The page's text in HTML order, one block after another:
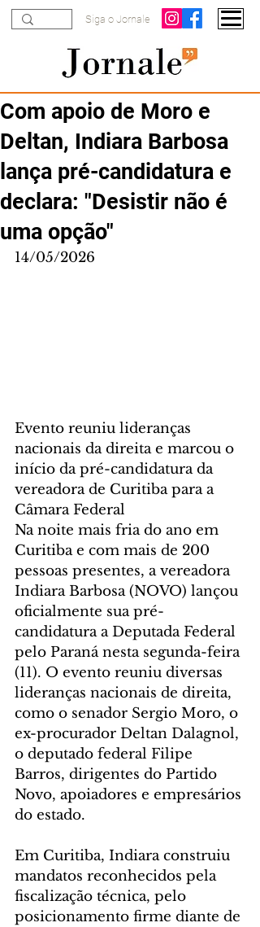
Siga o Jornale
Com apoio de Moro e
Deltan, Indiara Barbosa
lança pré-candidatura e
declara: "Desistir não é
uma opção"
14/05/2026
Evento reuniu lideranças
nacionais da direita e marcou o
início da pré-candidatura da
vereadora de Curitiba para a
Câmara Federal
Na noite mais fria do ano em
Curitiba e com mais de 200
pessoas presentes, a vereadora
Indiara Barbosa (NOVO) lançou
oficialmente sua pré-
candidatura a Deputada Federal
pelo Paraná nesta segunda-feira
(11). O evento reuniu diversas
lideranças nacionais de direita,
como o senador Sergio Moro, o
ex-procurador Deltan Dalagnol,
o deputado federal Filipe
Barros, dirigentes do Partido
Novo, apoiadores e empresários
do estado.
Em Curitiba, Indiara construiu
mandatos reconhecidos pela
fiscalização técnica, pelo
posicionamento firme diante de